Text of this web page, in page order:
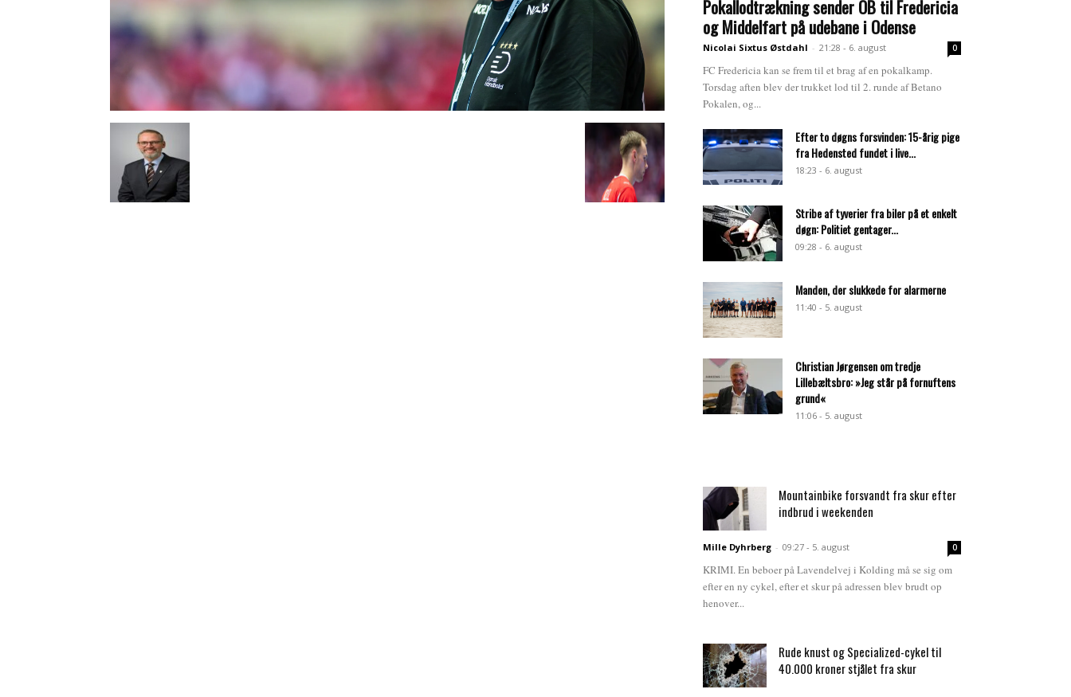
Pokallodtrækning sender OB til Fredericia
og Middelfart på udebane i Odense
Nicolai Sixtus Østdahl - 21:28 - 6. august 0
FC Fredericia kan se frem til et brag af en pokalkamp.
Torsdag aften blev der trukket lod til 2. runde af Betano
Pokalen, og...
Efter to døgns forsvinden: 15-årig pige
fra Hedensted fundet i live...
18:23 - 6. august
Stribe af tyverier fra biler på et enkelt
døgn: Politiet gentager...
09:28 - 6. august
Manden, der slukkede for alarmerne
11:40 - 5. august
Christian Jørgensen om tredje
Lillebæltsbro: »Jeg står på fornuftens
grund«
11:06 - 5. august
Mountainbike forsvandt fra skur efter
indbrud i weekenden
Mille Dyhrberg - 09:27 - 5. august 0
KRIMI. En beboer på Lavendelvej i Kolding må se sig om
efter en ny cykel, efter et skur på adressen blev brudt op
henover...
Rude knust og Specialized-cykel til
40.000 kroner stjålet fra skur